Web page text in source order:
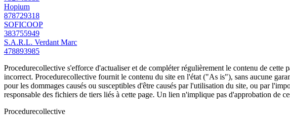
Hopium
878729318
SOFICOOP
383755949
S.A.R.L. Verdant Marc
478893985
Procedurecollective s'efforce d'actualiser et de compléter régulièrement le contenu de
incorrect. Procedurecollective fournit le contenu du site en l'état ("As is"), sans aucune
pour les dommages causés ou susceptibles d'être causés par l'utilisation du site, ou par
responsable des fichiers de tiers liés à cette page. Un lien n'implique pas d'approbation de
Procedurecollective